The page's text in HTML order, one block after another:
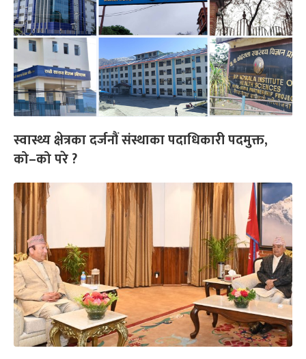
स्वास्थ्य क्षेत्रका दर्जनौं संस्थाका पदाधिकारी पदमुक्त,
को–को परे ?